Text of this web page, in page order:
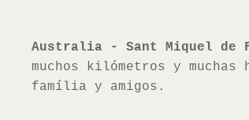
Australia - Sant Miquel de
muchos kilómetros y
família y amigos.